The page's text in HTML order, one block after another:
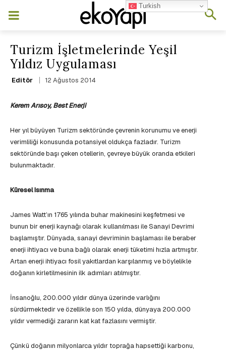
Turizm İşletmelerinde Yeşil
Yıldız Uygulaması
Editör 12 Ağustos 2014
Kerem Arısoy, Best Enerji
Her yıl büyüyen Turizm sektöründe çevrenin korunumu ve enerji
verimliliği konusunda potansiyel oldukça fazladır. Turizm
sektöründe başı çeken otellerin, çevreye büyük oranda etkileri
bulunmaktadır.
Küresel Isınma
James Watt’ın 1765 yılında buhar makinesini keşfetmesi ve
bunun bir enerji kaynağı olarak kullanılması ile Sanayi Devrimi
başlamıştır. Dünyada, sanayi devriminin başlaması ile beraber
enerji ihtiyacı ve buna bağlı olarak enerji tüketimi hızla artmıştır.
Artan enerji ihtiyacı fosil yakıtlardan karşılanmış ve böylelikle
doğanın kirletilmesinin ilk adımları atılmıştır.
İnsanoğlu, 200.000 yıldır dünya üzerinde varlığını
sürdürmektedir ve özellikle son 150 yılda, dünyaya 200.000
yıldır vermediği zararın kat kat fazlasını vermiştir.
Çünkü doğanın milyonlarca yıldır toprağa hapsettiği karbonu,
Turkish